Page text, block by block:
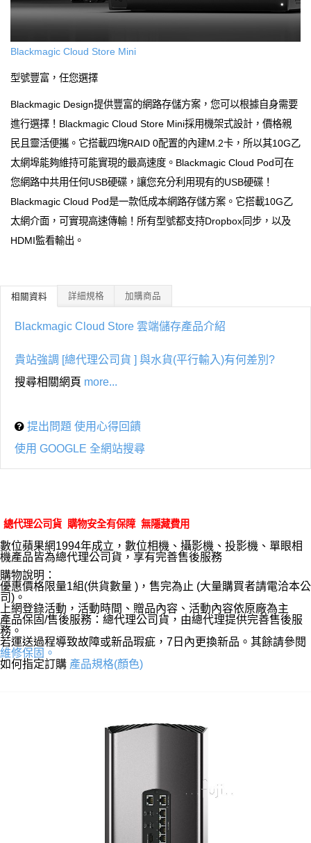
Blackmagic Cloud Store Mini
型號豐富，任您選擇
Blackmagic Design提供豐富的網路存儲方案，您可以根據自身需要
進行選擇！Blackmagic Cloud Store Mini採用機架式設計，價格親
民且靈活便攜。它搭載四塊RAID 0配置的內建M.2卡，所以其10G乙
太網埠能夠維持可能實現的最高速度。Blackmagic Cloud Pod可在
您網路中共用任何USB硬碟，讓您充分利用現有的USB硬碟！
Blackmagic Cloud Pod是一款低成本網路存儲方案。它搭載10G乙
太網介面，可實現高速傳輸！所有型號都支持Dropbox同步，以及
HDMI監看輸出。
相關資料 詳細規格 加購商品
Blackmagic Cloud Store 雲端儲存產品介紹
貴站強調 [總代理公司貨 ] 與水貨(平行輸入)有何差別?
搜尋相關網頁 more...
提出問題 使用心得回饋
使用 GOOGLE 全網站搜尋
總代理公司貨 購物安全有保障 無隱藏費用
數位蘋果網1994年成立，數位相機、攝影機、投影機、單眼相
機產品皆為總代理公司貨，享有完善售後服務
購物說明：
優惠價格限量1組(供貨數量 )，售完為止 (大量購買者請電洽本公
司)。
上網登錄活動，活動時間、贈品內容、活動內容依原廠為主
產品保固/售後服務：總代理公司貨，由總代理提供完善售後服
務。
若運送過程導致故障或新品瑕疵，7日內更換新品。其餘請參閱
維修保固。
如何指定訂購 產品規格(顏色)